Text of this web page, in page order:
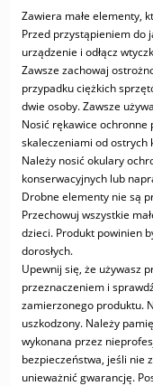
Zawiera małe elementy,
Przed przystąpieniem do
urządzenie i odłącz
Zawsze zachowaj
przypadku ciężkich
dwie osoby. Zawsze
Nosić rękawice ochronne
skaleczeniami od ostrych
Należy nosić okulary
konserwacyjnych lub
Drobne elementy nie są
Przechowuj wszystkie
dzieci. Produkt powinien
dorosłych.
Upewnij się, że używasz
przeznaczeniem i
zamierzonego produktu.
uszkodzony. Należy
wykonana przez
bezpieczeństwa, jeśli nie
unieważnić gwarancję.